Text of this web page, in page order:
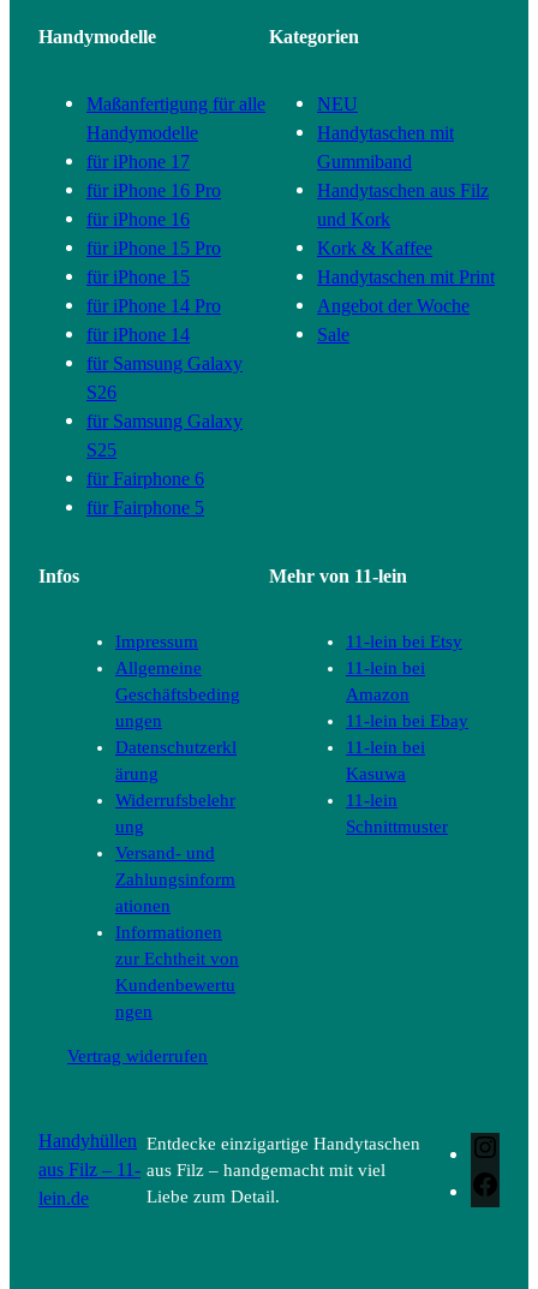
Handymodelle
Maßanfertigung für alle
Handymodelle
für iPhone 17
für iPhone 16 Pro
für iPhone 16
für iPhone 15 Pro
für iPhone 15
für iPhone 14 Pro
für iPhone 14
für Samsung Galaxy
S26
für Samsung Galaxy
S25
für Fairphone 6
für Fairphone 5
Kategorien
NEU
Handytaschen mit
Gummiband
Handytaschen aus Filz
und Kork
Kork & Kaffee
Handytaschen mit Print
Angebot der Woche
Sale
Infos
Impressum
Allgemeine
Geschäftsbeding
ungen
Datenschutzerkl
ärung
Widerrufsbelehr
ung
Versand- und
Zahlungsinform
ationen
Informationen
zur Echtheit von
Kundenbewertu
ngen
Vertrag widerrufen
Mehr von 11-lein
11-lein bei Etsy
11-lein bei
Amazon
11-lein bei Ebay
11-lein bei
Kasuwa
11-lein
Schnittmuster
Handyhüllen
aus Filz – 11-
lein.de
Entdecke einzigartige Handytaschen
aus Filz – handgemacht mit viel
Liebe zum Detail.